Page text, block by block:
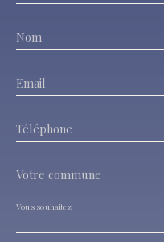
Nom
Email
Téléphone
Votre commune
-
Vous souhaitez